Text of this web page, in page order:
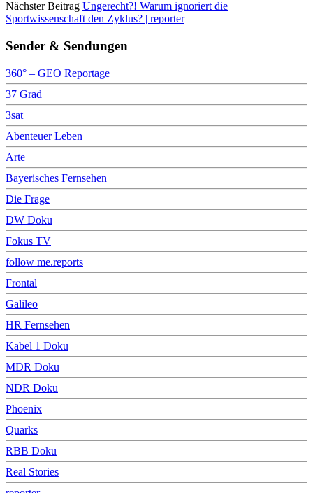
Nächster Beitrag Ungerecht?! Warum ignoriert die
Sportwissenschaft den Zyklus? | reporter
Sender & Sendungen
360° – GEO Reportage
37 Grad
3sat
Abenteuer Leben
Arte
Bayerisches Fernsehen
Die Frage
DW Doku
Fokus TV
follow me.reports
Frontal
Galileo
HR Fernsehen
Kabel 1 Doku
MDR Doku
NDR Doku
Phoenix
Quarks
RBB Doku
Real Stories